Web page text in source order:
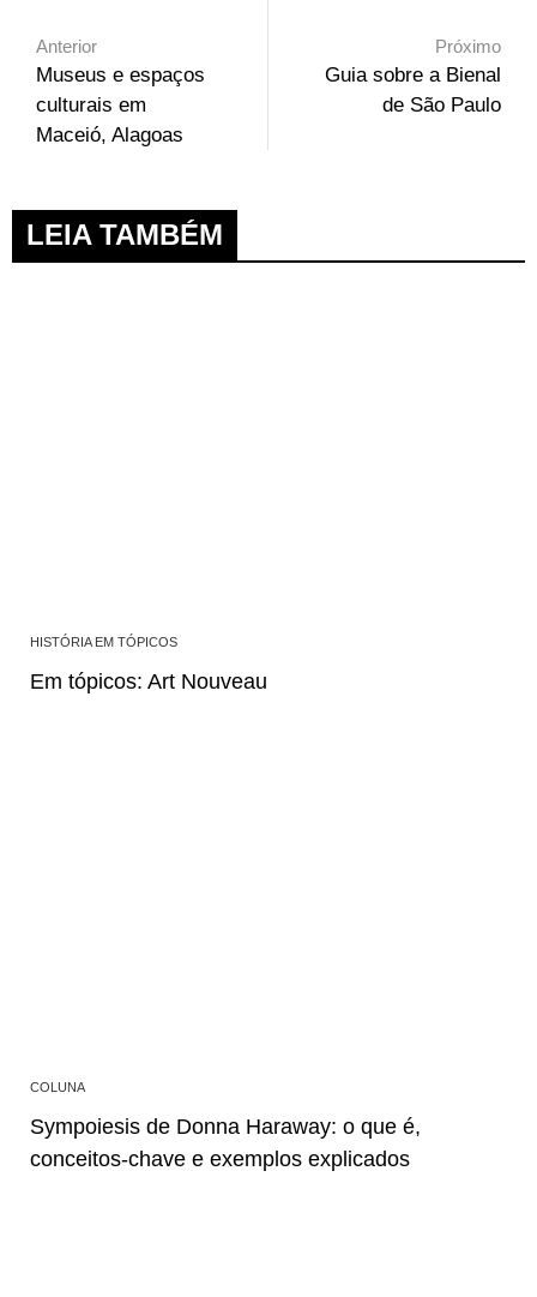
Anterior
Museus e espaços
culturais em
Maceió, Alagoas
Próximo
Guia sobre a Bienal
de São Paulo
LEIA TAMBÉM
HISTÓRIA EM TÓPICOS
Em tópicos: Art Nouveau
COLUNA
Sympoiesis de Donna Haraway: o que é,
conceitos-chave e exemplos explicados